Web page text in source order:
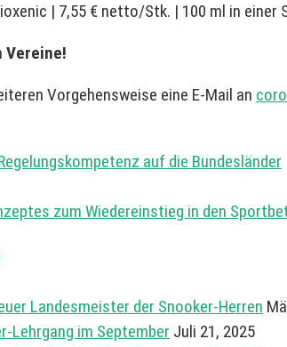
| 7,55 € netto/Stk. | 100 ml in einer
Vereine!
Vorgehensweise eine E-Mail an
auf die Bundesländer
zum Wiedereinstieg in den
Landesmeister der Snooker-Herren
Lehrgang im September Juli 21, 2025